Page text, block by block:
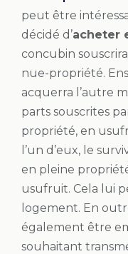
peut être
décidé d’acheter
concubin
nue-propriété.
acquerra l’autre
parts souscrites
propriété, en
l’un d’eux, le
en pleine
usufruit. Cela lui
logement. En
également être
souhaitant